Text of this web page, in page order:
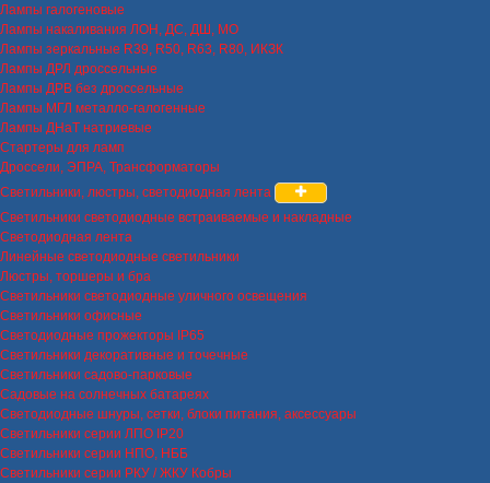
Лампы галогеновые
Лампы накаливания ЛОН, ДС, ДШ, МО
Лампы зеркальные R39, R50, R63, R80, ИКЗК
Лампы ДРЛ дроссельные
Лампы ДРВ без дроссельные
Лампы МГЛ металло-галогенные
Лампы ДНаТ натриевые
Стартеры для ламп
Дроссели, ЭПРА, Трансформаторы
Светильники, люстры, светодиодная лента
Светильники светодиодные встраиваемые и накладные
Светодиодная лента
Линейные светодиодные светильники
Люстры, торшеры и бра
Светильники светодиодные уличного освещения
Светильники офисные
Светодиодные прожекторы IP65
Светильники декоративные и точечные
Светильники садово-парковые
Садовые на солнечных батареях
Светодиодные шнуры, сетки, блоки питания, аксессуары
Светильники серии ЛПО IP20
Светильники серии НПО, НББ
Светильники серии РКУ / ЖКУ Кобры